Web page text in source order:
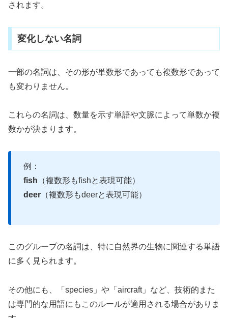
されます。
変化しない名詞
一部の名詞は、その形が単数形であっても複数形であって
も変わりません。
これらの名詞は、数量を示す単語や文脈によって単数か複
数かが決まります。
例：
fish （複数形もfishと表現可能）
deer （複数形もdeerと表現可能）
このグループの名詞は、特に自然界の生物に関連する単語
に多く見られます。
その他にも、「species」や「aircraft」など、技術的また
は専門的な用語にもこのルールが適用される場合がありま